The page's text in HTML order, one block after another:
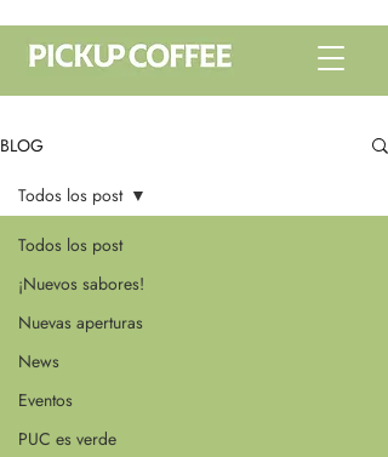
BLOG
Todos los post
¡Nuevos sabores!
Nuevas aperturas
News
Eventos
PUC es verde
Todos los post